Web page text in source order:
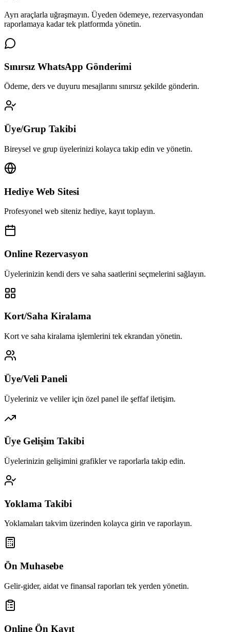
Ayrı araçlarla uğraşmayın. Üyeden ödemeye, rezervasyondan
raporlamaya kadar tek platformda yönetin.
Sınırsız WhatsApp Gönderimi
Ödeme, ders ve duyuru mesajlarını sınırsız şekilde gönderin.
Üye/Grup Takibi
Bireysel ve grup üyelerinizi kolayca takip edin ve yönetin.
Hediye Web Sitesi
Profesyonel web siteniz hediye, kayıt toplayın.
Online Rezervasyon
Üyelerinizin kendi ders ve saha saatlerini seçmelerini sağlayın.
Kort/Saha Kiralama
Kort ve saha kiralama işlemlerini tek ekrandan yönetin.
Üye/Veli Paneli
Üyeleriniz ve veliler için özel panel ile şeffaf iletişim.
Üye Gelişim Takibi
Üyelerinizin gelişimini grafikler ve raporlarla takip edin.
Yoklama Takibi
Yoklamaları takvim üzerinden kolayca girin ve raporlayın.
Ön Muhasebe
Gelir-gider, aidat ve finansal raporları tek yerden yönetin.
Online Ön Kayıt